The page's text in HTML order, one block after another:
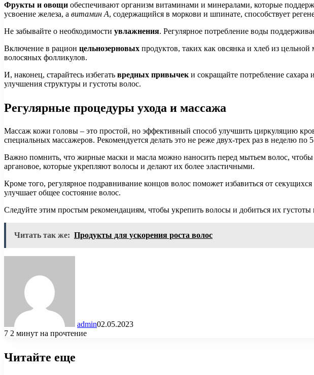
Фрукты и овощи обеспечивают организм витаминами и минералами, которые
усвоение железа, а витамин A, содержащийся в моркови и шпинате, способствует
Не забывайте о необходимости увлажнения. Регулярное потребление воды
Включение в рацион цельнозерновых продуктов, таких как овсянка и хлеб из
волосяных фолликулов.
И, наконец, старайтесь избегать вредных привычек и сокращайте потребление
улучшения структуры и густоты волос.
Регулярные процедуры ухода и массажа
Массаж кожи головы – это простой, но эффективный способ улучшить циркуляцию
специальных массажеров. Рекомендуется делать это не реже двух-трех раз в неделю
Важно помнить, что жирные маски и масла можно наносить перед мытьем волос,
аргановое, которые укрепляют волосы и делают их более эластичными.
Кроме того, регулярное подравнивание концов волос поможет избавиться от
улучшает общее состояние волос.
Следуйте этим простым рекомендациям, чтобы укрепить волосы и добиться их
Читать так же: Продукты для ускорения роста волос
admin02.05.2023
7 2 минут на прочтение
Читайте еще